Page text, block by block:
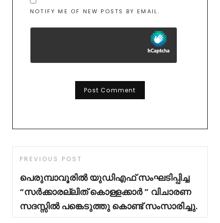
NOTIFY ME OF NEW POSTS BY EMAIL.
PREVIOUS POST
പെരുമ്പാവൂരിൽ യുഡിഎഫ് സംഘടിപ്പിച്ച
“സർക്കാരല്ലിത് കൊള്ളക്കാർ ” വിചാരണ
സദസ്സിൽ പങ്കെടുത്തു കൊണ്ട് സംസാരിച്ചു.